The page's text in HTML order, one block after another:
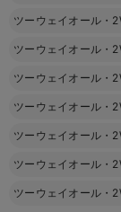
ツーウェイオール・
ツーウェイオール・
ツーウェイオール・
ツーウェイオール・
ツーウェイオール・
ツーウェイオール・
ツーウェイオール・